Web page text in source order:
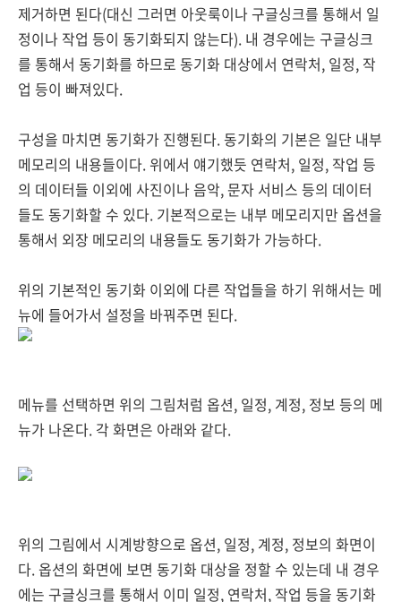
제거하면 된다(대신 그러면 아웃룩이나 구글싱크를 통해서 일
정이나 작업 등이 동기화되지 않는다). 내 경우에는 구글싱크
를 통해서 동기화를 하므로 동기화 대상에서 연락처, 일정, 작
업 등이 빠져있다.
구성을 마치면 동기화가 진행된다. 동기화의 기본은 일단 내부
메모리의 내용들이다. 위에서 얘기했듯 연락처, 일정, 작업 등
의 데이터들 이외에 사진이나 음악, 문자 서비스 등의 데이터
들도 동기화할 수 있다. 기본적으로는 내부 메모리지만 옵션을
통해서 외장 메모리의 내용들도 동기화가 가능하다.
위의 기본적인 동기화 이외에 다른 작업들을 하기 위해서는 메
뉴에 들어가서 설정을 바꿔주면 된다.
메뉴를 선택하면 위의 그림처럼 옵션, 일정, 계정, 정보 등의 메
뉴가 나온다. 각 화면은 아래와 같다.
위의 그림에서 시계방향으로 옵션, 일정, 계정, 정보의 화면이
다. 옵션의 화면에 보면 동기화 대상을 정할 수 있는데 내 경우
에는 구글싱크를 통해서 이미 일정, 연락처, 작업 등을 동기화